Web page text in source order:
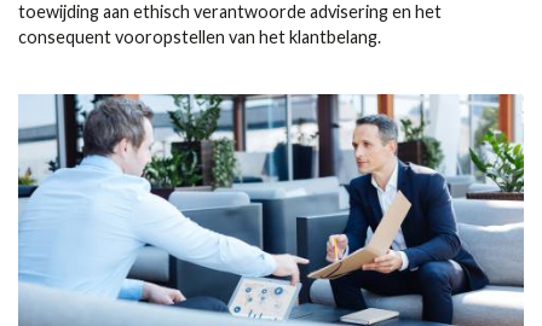
toewijding aan ethisch verantwoorde advisering en het
consequent vooropstellen van het klantbelang.